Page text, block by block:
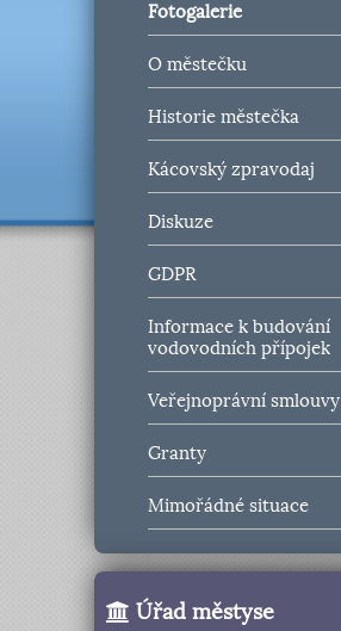
Fotogalerie
O městečku
Historie městečka
Kácovský zpravodaj
Diskuze
GDPR
Informace k budování
vodovodních přípojek
Veřejnoprávní smlouvy
Granty
Mimořádné situace
Úřad městyse